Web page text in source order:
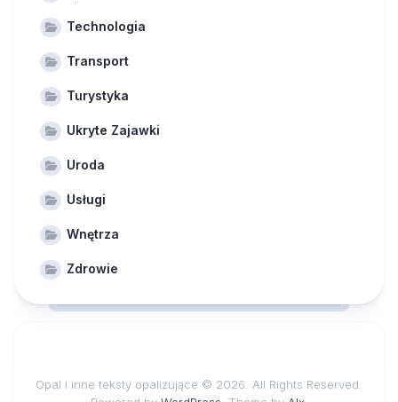
Technologia
Transport
Turystyka
Ukryte Zajawki
Uroda
Usługi
Wnętrza
Zdrowie
Opal i inne teksty opalizujące © 2026. All Rights Reserved.